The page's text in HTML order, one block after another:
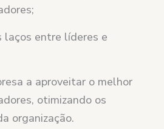
laços entre líderes e
a aproveitar o melhor
otimizando os
organização.